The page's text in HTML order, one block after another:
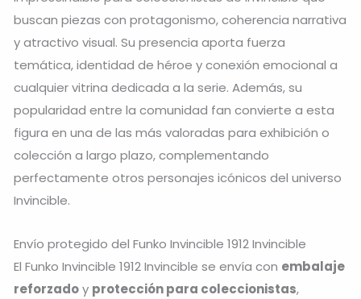
buscan piezas con protagonismo, coherencia narrativa
y atractivo visual. Su presencia aporta fuerza
temática, identidad de héroe y conexión emocional a
cualquier vitrina dedicada a la serie. Además, su
popularidad entre la comunidad fan convierte a esta
figura en una de las más valoradas para exhibición o
colección a largo plazo, complementando
perfectamente otros personajes icónicos del universo
Invincible.
Envío protegido del Funko Invincible 1912 Invincible
El Funko Invincible 1912 Invincible se envía con embalaje
reforzadoy protección para coleccionistas,